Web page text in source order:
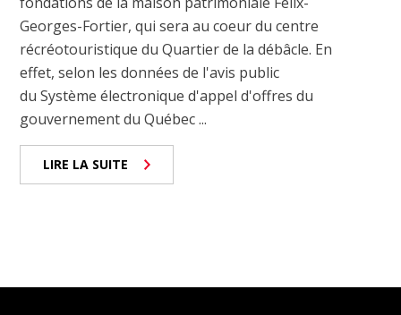
Georges-Fortier, qui sera au coeur du centre
récréotouristique du Quartier de la débâcle. En
effet, selon les données de l'avis public
du Système électronique d'appel d'offres du
gouvernement du Québec ...
LIRE LA SUITE